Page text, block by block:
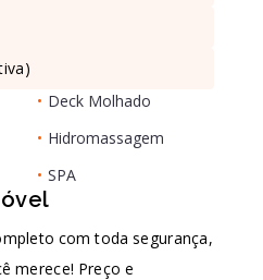
)
• Deck Molhado
• Hidromassagem
• SPA
com toda segurança,
merece! Preço e